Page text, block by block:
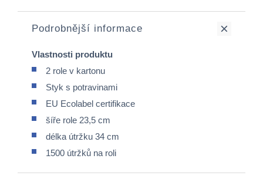
Podrobnější informace
Vlastnosti produktu
2 role v kartonu
Styk s potravinami
EU Ecolabel certifikace
šíře role 23,5 cm
délka útržku 34 cm
1500 útržků na roli